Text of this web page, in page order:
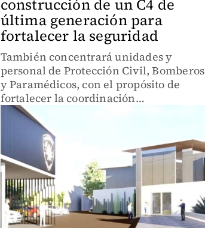
construcción de un C4 de
última generación para
fortalecer la seguridad
También concentrará unidades y
personal de Protección Civil, Bomberos
y Paramédicos, con el propósito de
fortalecer la coordinación
interinstitucional y reducir los tiempos
de respuesta ante cualquier
contingencia.